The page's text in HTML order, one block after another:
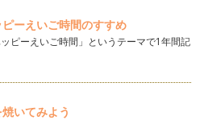
ムース
本清美です。 今回は、とって
…
橋本清美です。 今回は春の新緑
…
ピーえいご時間のすすめ
ッピーえいご時間」というテーマで1年間記
いてみよう